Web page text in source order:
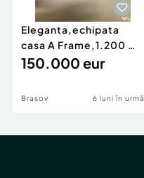
Eleganta,echipata
casa A Frame,1.200 mp
teren,deschidere Pia
150.000 eur
Brasov 6 luni în urmă